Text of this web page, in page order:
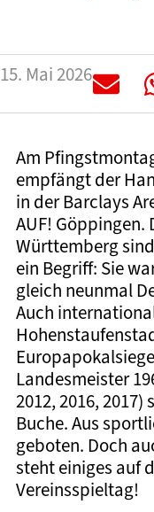
15. Mai 2026
Am
empfängt der
in der Barclays
AUF! Göppingen.
Württemberg
ein Begriff: Sie
gleich neunmal
Auch
Landesmeister
2012, 2016,
Buche. Aus
geboten. Doch
steht einiges auf
Vereinsspieltag!